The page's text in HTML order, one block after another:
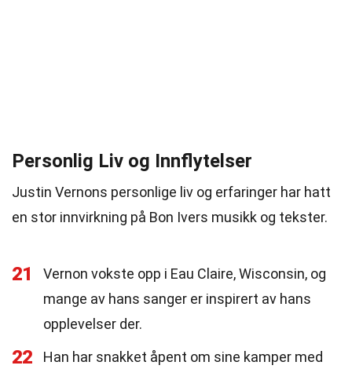
Personlig Liv og Innflytelser
Justin Vernons personlige liv og erfaringer har hatt
en stor innvirkning på Bon Ivers musikk og tekster.
21
Vernon vokste opp i Eau Claire, Wisconsin, og
mange av hans sanger er inspirert av hans
opplevelser der.
22
Han har snakket åpent om sine kamper med